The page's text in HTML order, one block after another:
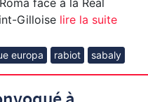
Gilloise lire la suite
europa rabiot sabaly